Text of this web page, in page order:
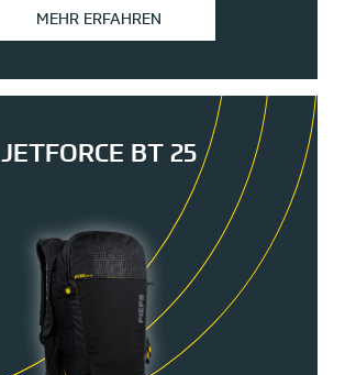
MEHR ERFAHREN
JETFORCE BT 25